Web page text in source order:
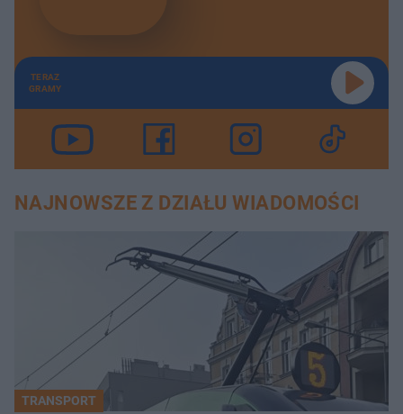
TERAZ
GRAMY
NAJNOWSZE Z DZIAŁU WIADOMOŚCI
TRANSPORT